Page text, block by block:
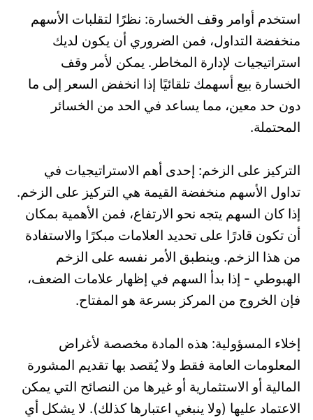
استخدم أوامر وقف الخسارة: نظرًا لتقلبات الأسهم
منخفضة التداول، فمن الضروري أن يكون لديك
استراتيجيات لإدارة المخاطر. يمكن لأمر وقف
الخسارة بيع أسهمك تلقائيًا إذا انخفض السعر إلى ما
دون حد معين، مما يساعد في الحد من الخسائر
المحتملة.
التركيز على الزخم: إحدى أهم الاستراتيجيات في
تداول الأسهم منخفضة القيمة هي التركيز على الزخم.
إذا كان السهم يتجه نحو الارتفاع، فمن الأهمية بمكان
أن تكون قادرًا على تحديد العلامات مبكرًا والاستفادة
من هذا الزخم. وينطبق الأمر نفسه على الزخم
الهبوطي - إذا بدأ السهم في إظهار علامات الضعف،
فإن الخروج من المركز بسرعة هو المفتاح.
إخلاء المسؤولية: هذه المادة مخصصة لأغراض
المعلومات العامة فقط ولا يُقصد بها تقديم المشورة
المالية أو الاستثمارية أو غيرها من النصائح التي يمكن
الاعتماد عليها (ولا ينبغي اعتبارها كذلك). لا يشكل أي